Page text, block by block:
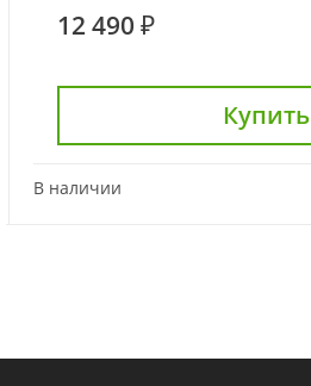
12 490 ₽
Купить
В наличии